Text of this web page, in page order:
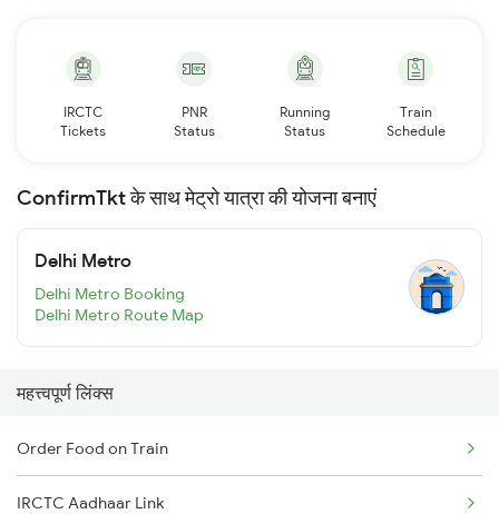
IRCTC
Tickets
PNR
Status
Running
Status
Train
Schedule
ConfirmTkt के साथ मेट्रो यात्रा की योजना बनाएं
Delhi Metro
Delhi Metro Booking
Delhi Metro Route Map
महत्त्वपूर्ण लिंक्स
Order Food on Train
IRCTC Aadhaar Link